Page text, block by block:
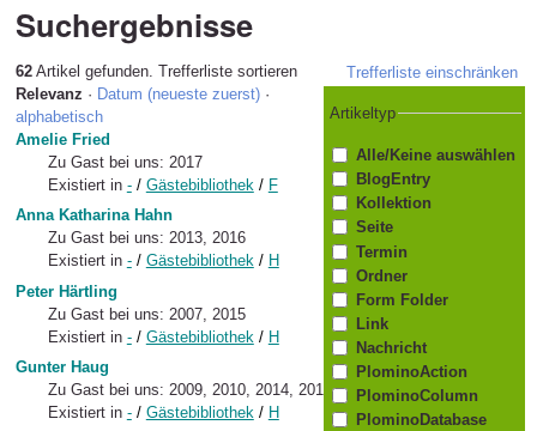
Suchergebnisse
62Artikel gefunden. Trefferliste einschränken
Artikeltyp
Alle/Keine auswählen
BlogEntry
Kollektion
Seite
Termin
Ordner
Form Folder
Link
Nachricht
PlominoAction
PlominoColumn
PlominoDatabase
Trefferliste sortieren
Relevanz · Datum (neueste zuerst) ·
alphabetisch
Amelie Fried
Zu Gast bei uns: 2017
Existiert in - / Gästebibliothek / F
Anna Katharina Hahn
Zu Gast bei uns: 2013, 2016
Existiert in - / Gästebibliothek / H
Peter Härtling
Zu Gast bei uns: 2007, 2015
Existiert in - / Gästebibliothek / H
Gunter Haug
Zu Gast bei uns: 2009, 2010, 2014, 2015
Existiert in - / Gästebibliothek / H